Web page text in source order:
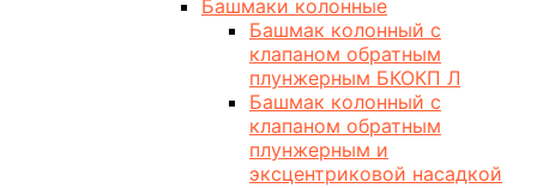
Башмаки колонные
Башмак колонный с
клапаном обратным
плунжерным БКОКП Л
Башмак колонный с
клапаном обратным
плунжерным и
эксцентриковой насадкой